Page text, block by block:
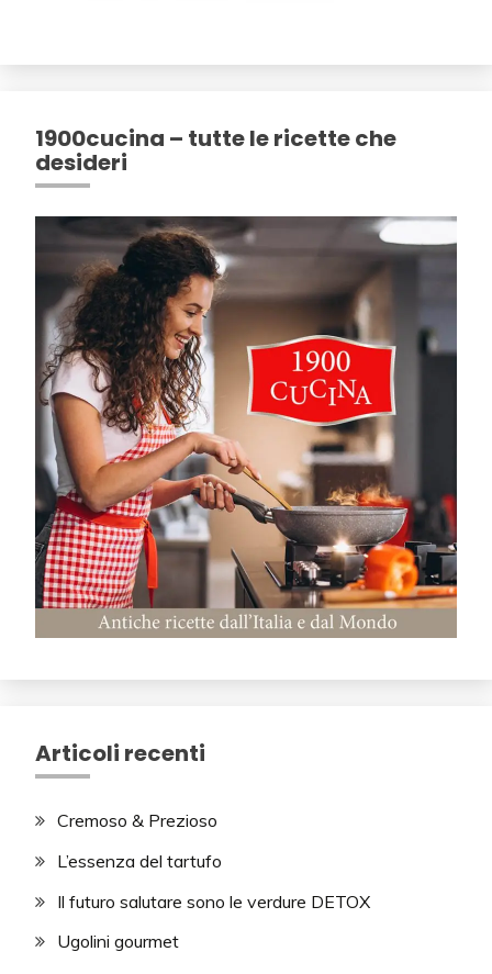
1900cucina – tutte le ricette che
desideri
Articoli recenti
Cremoso & Prezioso
L’essenza del tartufo
Il futuro salutare sono le verdure DETOX
Ugolini gourmet